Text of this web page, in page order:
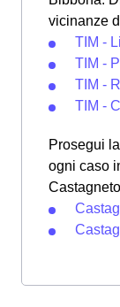
vicinanze
TIM -
TIM -
TIM -
TIM -
Prosegui
ogni caso